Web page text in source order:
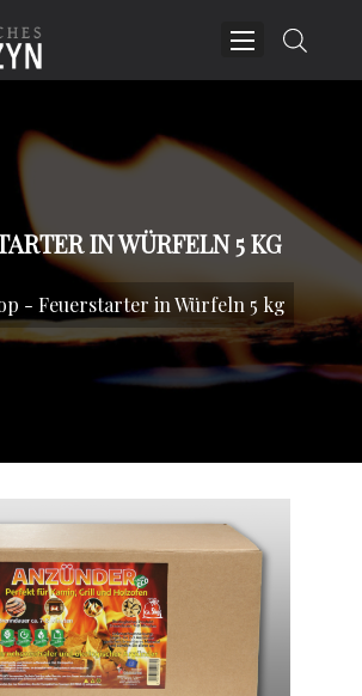
IN WÜRFELN 5 KG
- Feuerstarter in Würfeln 5 kg